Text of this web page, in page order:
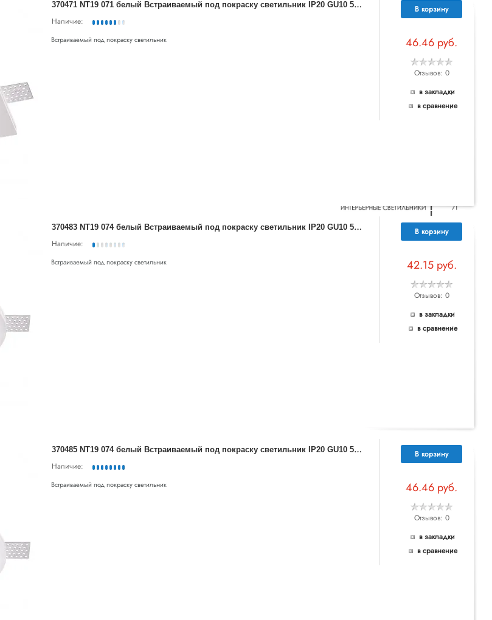
3
70471 NT19 071 белый Встраиваемый под покраску светильник IP20 GU10 50W 220V YESO
Наличие:
В корзину
46.46 руб.
Отзывов: 0
в закладки
в сравнение
Встраиваемый под покраску светильник
3
70483 NT19 074 белый Встраиваемый под покраску светильник IP20 GU10 50W 220V YESO
Наличие:
В корзину
42.15 руб.
Отзывов: 0
в закладки
в сравнение
Встраиваемый под покраску светильник
3
70485 NT19 074 белый Встраиваемый под покраску светильник IP20 GU10 50W 220V YESO
Наличие:
В корзину
46.46 руб.
Отзывов: 0
в закладки
в сравнение
Встраиваемый под покраску светильник